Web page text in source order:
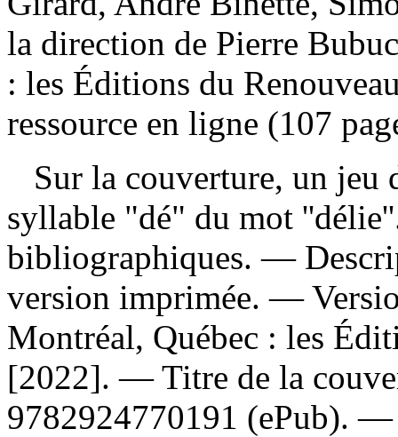
la direction de Pierre
: les Éditions du
ressource en ligne (107
Sur la couverture, un jeu
syllable "dé" du mot
bibliographiques. —
version imprimée. —
Montréal, Québec : les
[2022]. —Titre de la
9782924770191 (ePub).